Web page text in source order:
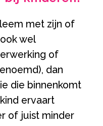
met zijn of
wel
of
dan
die binnenkomt
ervaart
of juist minder